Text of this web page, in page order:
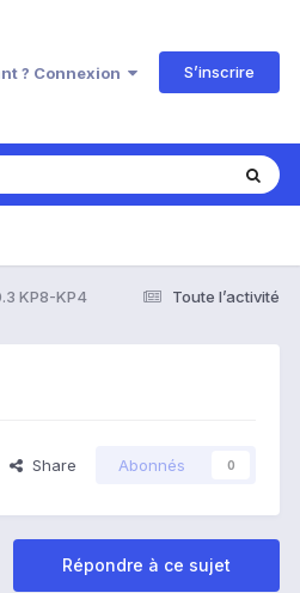
? Connexion S’inscrire
Toute l’activité
KP8-KP4
Share Abonnés 0
Répondre à ce sujet